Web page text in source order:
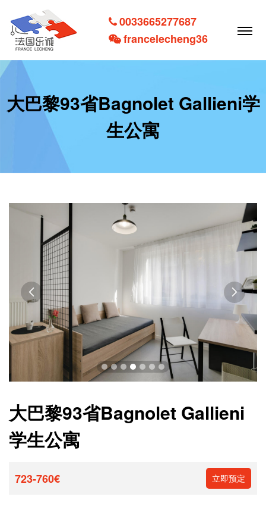
0033665277687
francelecheng36
大巴黎93省Bagnolet Gallieni学
生公寓
 
大巴黎93省Bagnolet Gallieni
学生公寓
723-760€ 立即预定